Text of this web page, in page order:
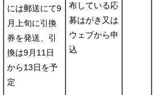
には郵送にて9
月上旬に引換
券を発送、引
換は9月11日
から13日を予
定
布している応
募はがき又は
ウェブから申
込